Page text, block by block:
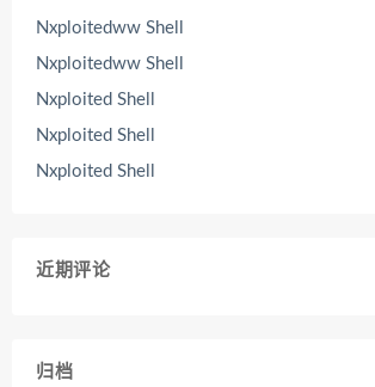
Nxploitedww Shell
Nxploitedww Shell
Nxploited Shell
Nxploited Shell
Nxploited Shell
近期评论
归档